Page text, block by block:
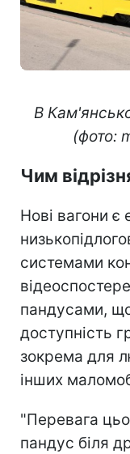
В
(фото:
Чим
Нові вагони є
системами
пандусами,
доступність
зокрема для
інших
"Перевага
пандус біля